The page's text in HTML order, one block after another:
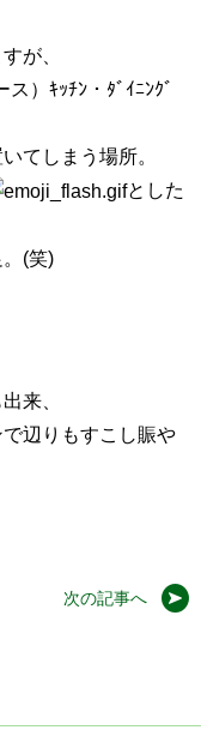
が、
）ｷｯﾁﾝ・ﾀﾞｲﾆﾝｸﾞ
てしまう場所。
とした
(笑)
来、
辺りもすこし賑や
次の記事へ